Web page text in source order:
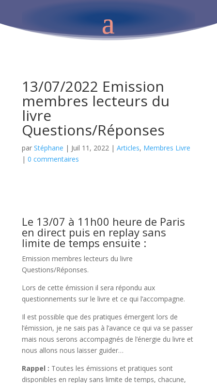
13/07/2022 Emission
membres lecteurs du
livre
Questions/Réponses
par Stéphane | Juil 11, 2022| Articles, Membres Livre
| 0 commentaires
Le 13/07 à 11h00 heure de Paris
en direct puis en replay sans
limite de temps ensuite :
Emission membres lecteurs du livre
Questions/Réponses.
Lors de cette émission il sera répondu aux
questionnements sur le livre et ce qui l’accompagne.
Il est possible que des pratiques émergent lors de
l’émission, je ne sais pas à l’avance ce qui va se passer
mais nous serons accompagnés de l’énergie du livre et
nous allons nous laisser guider…
Rappel : Toutes les émissions et pratiques sont
disponibles en replay sans limite de temps, chacune,